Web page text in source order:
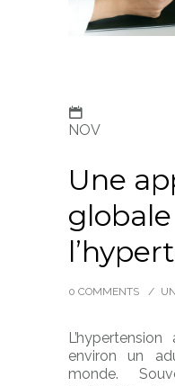
NOV
Une
0 COMMENTS /
environ un
monde.